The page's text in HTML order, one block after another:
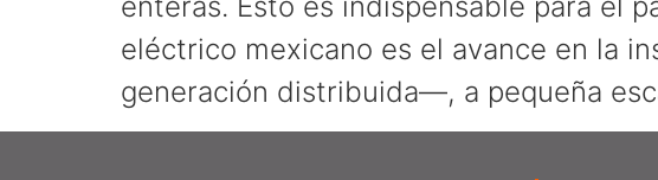
enteras. Esto es indispensable para el
eléctrico mexicano es el avance en la
generación distribuida—, a pequeña